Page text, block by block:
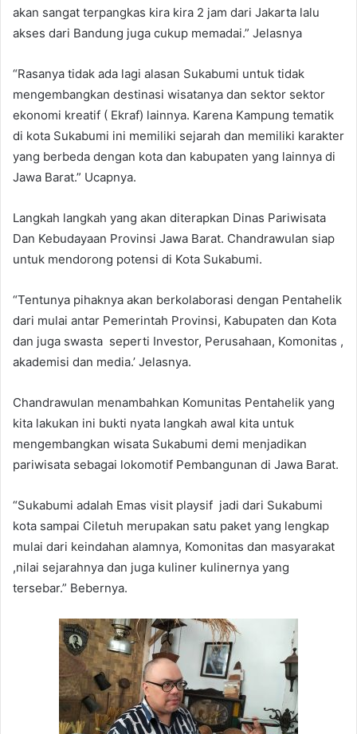
akan sangat terpangkas kira kira 2 jam dari Jakarta lalu
akses dari Bandung juga cukup memadai.” Jelasnya
“Rasanya tidak ada lagi alasan Sukabumi untuk tidak
mengembangkan destinasi wisatanya dan sektor sektor
ekonomi kreatif ( Ekraf) lainnya. Karena Kampung tematik
di kota Sukabumi ini memiliki sejarah dan memiliki karakter
yang berbeda dengan kota dan kabupaten yang lainnya di
Jawa Barat.” Ucapnya.
Langkah langkah yang akan diterapkan Dinas Pariwisata
Dan Kebudayaan Provinsi Jawa Barat. Chandrawulan siap
untuk mendorong potensi di Kota Sukabumi.
“Tentunya pihaknya akan berkolaborasi dengan Pentahelik
dari mulai antar Pemerintah Provinsi, Kabupaten dan Kota
dan juga swasta seperti Investor, Perusahaan, Komonitas ,
akademisi dan media.’ Jelasnya.
Chandrawulan menambahkan Komunitas Pentahelik yang
kita lakukan ini bukti nyata langkah awal kita untuk
mengembangkan wisata Sukabumi demi menjadikan
pariwisata sebagai lokomotif Pembangunan di Jawa Barat.
“Sukabumi adalah Emas visit playsif jadi dari Sukabumi
kota sampai Ciletuh merupakan satu paket yang lengkap
mulai dari keindahan alamnya, Komonitas dan masyarakat
,nilai sejarahnya dan juga kuliner kulinernya yang
tersebar.” Bebernya.